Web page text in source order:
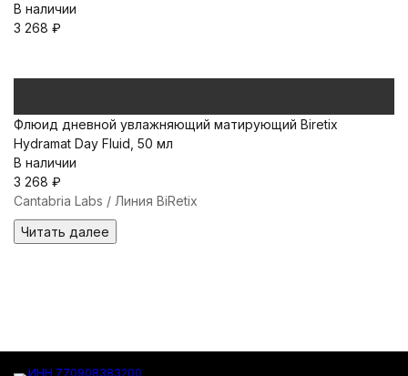
В наличии
3 268 ₽
Флюид дневной увлажняющий матирующий Biretix
Hydramat Day Fluid, 50 мл
В наличии
3 268 ₽
Cantabria Labs / Линия BiRetix
Читать далее